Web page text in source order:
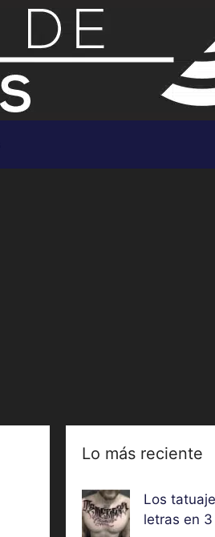
Lo más reciente
Los
letras en